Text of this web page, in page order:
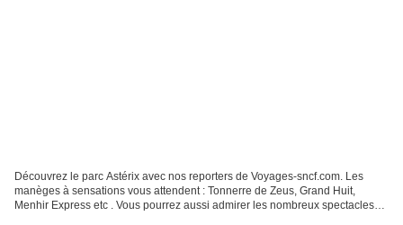
Découvrez le parc Astérix avec nos reporters de Voyages-sncf.com. Les
manèges à sensations vous attendent : Tonnerre de Zeus, Grand Huit,
Menhir Express etc . Vous pourrez aussi admirer les nombreux spectacles